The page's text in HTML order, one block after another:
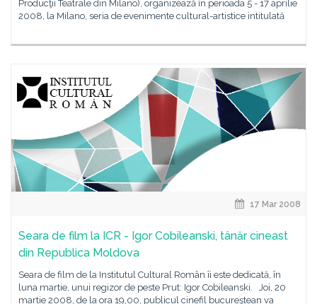
Producţii Teatrale din Milano), organizează în perioada 5 - 17 aprilie
2008, la Milano, seria de evenimente cultural-artistice intitulată
17 Mar 2008
Seara de film la ICR - Igor Cobileanski, tânăr cineast
din Republica Moldova
Seara de film de la Institutul Cultural Român îi este dedicată, în
luna martie, unui regizor de peste Prut: Igor Cobileanski. Joi, 20
martie 2008, de la ora 19,00, publicul cinefil bucureştean va